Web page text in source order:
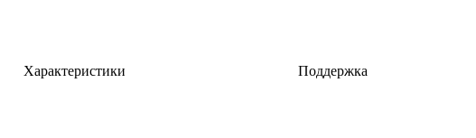
Характеристики Поддержка